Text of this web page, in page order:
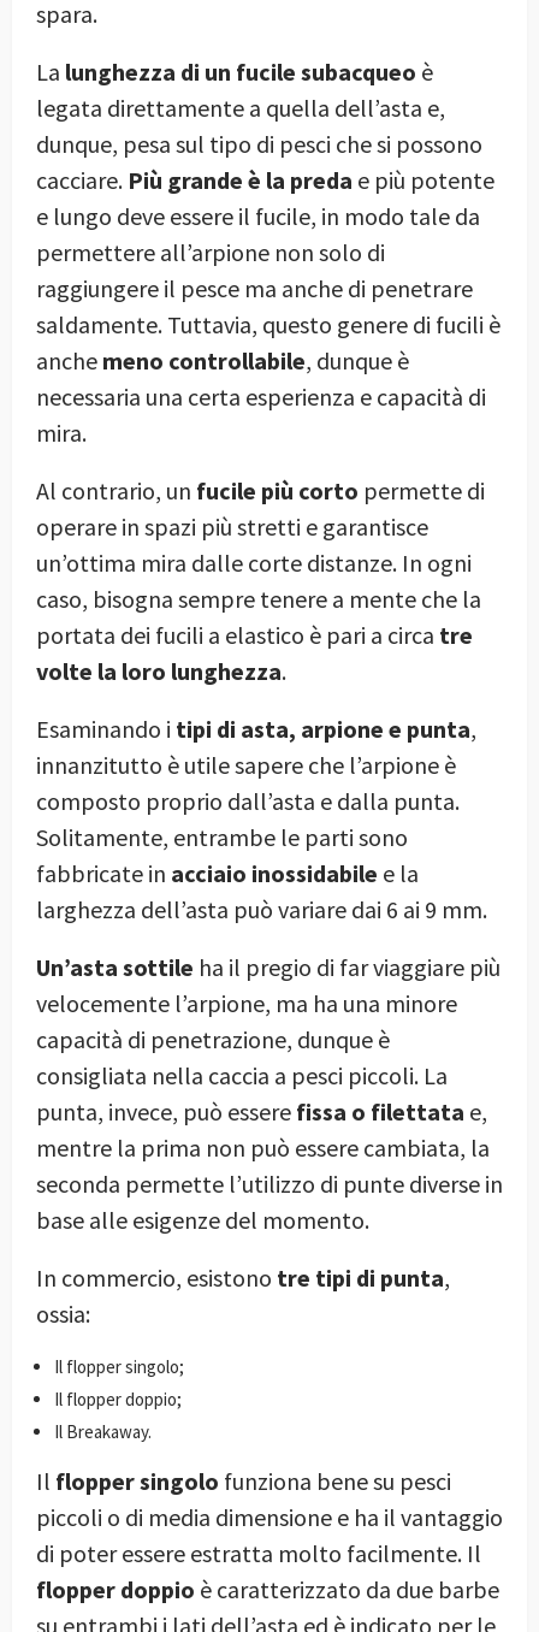
spara.
La lunghezza di un fucile subacqueo è
legata direttamente a quella dell’asta e,
dunque, pesa sul tipo di pesci che si possono
cacciare. Più grande è la preda e più potente
e lungo deve essere il fucile, in modo tale da
permettere all’arpione non solo di
raggiungere il pesce ma anche di penetrare
saldamente. Tuttavia, questo genere di fucili è
anche meno controllabile, dunque è
necessaria una certa esperienza e capacità di
mira.
Al contrario, un fucile più corto permette di
operare in spazi più stretti e garantisce
un’ottima mira dalle corte distanze. In ogni
caso, bisogna sempre tenere a mente che la
portata dei fucili a elastico è pari a circa tre
volte la loro lunghezza.
Esaminando i tipi di asta, arpione e punta,
innanzitutto è utile sapere che l’arpione è
composto proprio dall’asta e dalla punta.
Solitamente, entrambe le parti sono
fabbricate in acciaio inossidabile e la
larghezza dell’asta può variare dai 6 ai 9 mm.
Un’asta sottile ha il pregio di far viaggiare più
velocemente l’arpione, ma ha una minore
capacità di penetrazione, dunque è
consigliata nella caccia a pesci piccoli. La
punta, invece, può essere fissa o filettata e,
mentre la prima non può essere cambiata, la
seconda permette l’utilizzo di punte diverse in
base alle esigenze del momento.
In commercio, esistono tre tipi di punta,
ossia:
Il flopper singolo;
Il flopper doppio;
Il Breakaway.
Il flopper singolo funziona bene su pesci
piccoli o di media dimensione e ha il vantaggio
di poter essere estratta molto facilmente. Il
flopper doppio è caratterizzato da due barbe
su entrambi i lati dell’asta ed è indicato per le